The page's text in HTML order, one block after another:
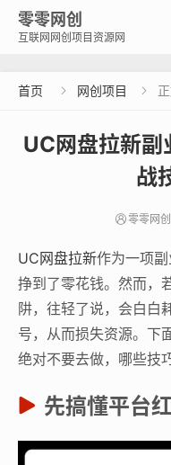
零零网创
互联网网创项目资源网
首页  网创项目 
UC网盘拉新副
战
零零网创
UC网盘拉新作为一项
挣到了零花钱。然而，
阱，往轻了说，会白白
号，从而损失资源。下
绝对不要去做，哪些技
先搞懂平台